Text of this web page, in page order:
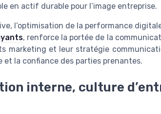
en actif durable pour l’image entreprise.
l’optimisation de la performance
, renforce la portée de la
marketing et leur stratégie
et la confiance des parties prenantes.
interne, culture